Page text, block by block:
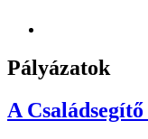
Pályázatok
A